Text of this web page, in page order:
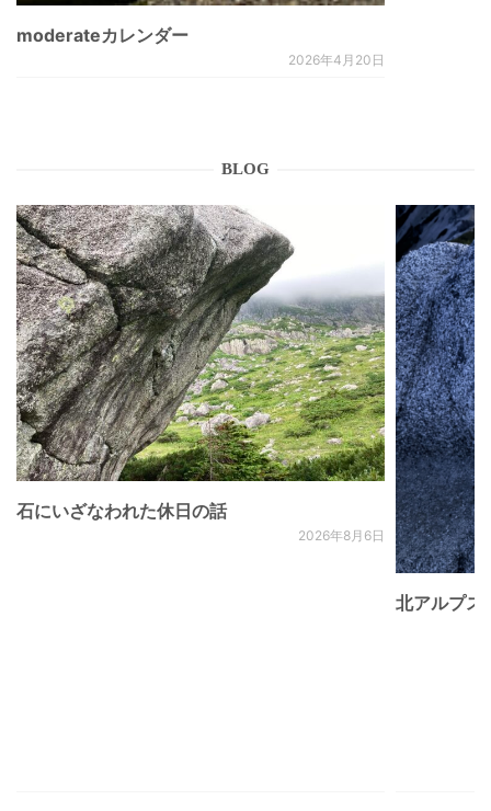
moderateカレンダー
2026年4月20日
BLOG
石にいざなわれた休日の話
2026年8月6日
北アルプ